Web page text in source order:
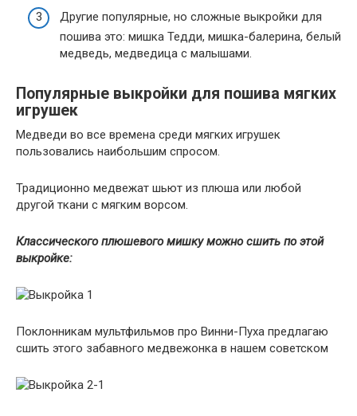
Другие популярные, но сложные выкройки для
пошива это: мишка Тедди, мишка-балерина, белый
медведь, медведица с малышами.
Популярные выкройки для пошива мягких
игрушек
Медведи во все времена среди мягких игрушек
пользовались наибольшим спросом.
Традиционно медвежат шьют из плюша или любой
другой ткани с мягким ворсом.
Классического плюшевого мишку можно сшить по этой
выкройке:
Поклонникам мультфильмов про Винни-Пуха предлагаю
сшить этого забавного медвежонка в нашем советском